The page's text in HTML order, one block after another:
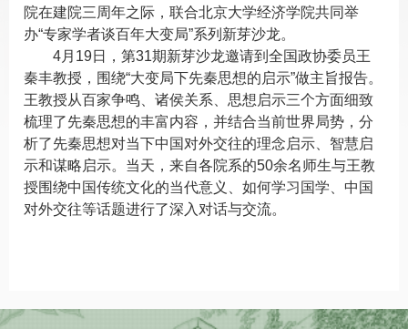
院在建院三周年之际，联合北京大学经济学院共同举
办“专家学者谈百年大变局”系列新芽沙龙。
4月19日，第31期新芽沙龙邀请到全国政协委员王
秦丰教授，围绕“大变局下先秦思想的启示”做主旨报告。
王教授从百家争鸣、诸侯关系、思想启示三个方面细致
梳理了先秦思想的丰富内容，并结合当前世界局势，分
析了先秦思想对当下中国对外交往的理念启示、智慧启
示和谋略启示。当天，来自各院系的50余名师生与王教
授围绕中国传统文化的当代意义、如何学习国学、中国
对外交往等话题进行了深入对话与交流。